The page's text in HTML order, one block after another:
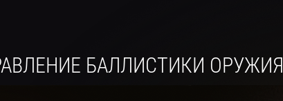
БАЛЛИСТИКИ ОРУЖИЯ